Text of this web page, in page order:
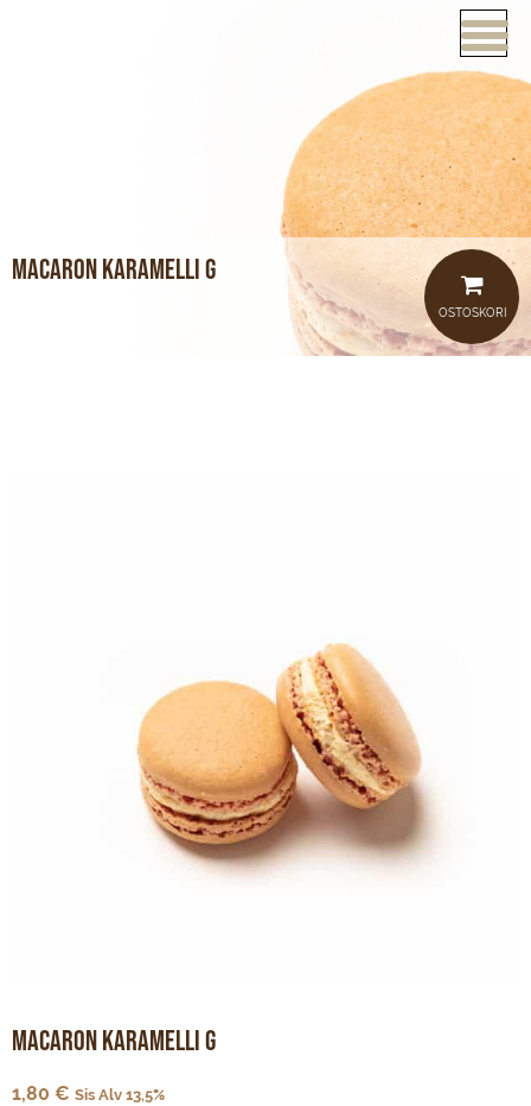
KAHVILAT
LOUNAS
TUOTTEET
OSTOSKORI
Macaron karamelli G
Macaron karamelli G
1,80 € Sis Alv 13,5%